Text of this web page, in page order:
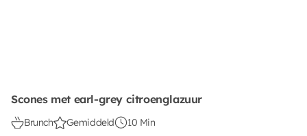
Scones met earl-grey citroenglazuur
Brunch Gemiddeld 10 Min